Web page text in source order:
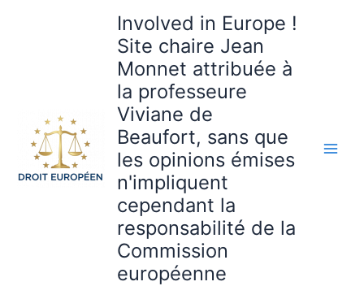
Involved in Europe !
Site chaire Jean
Monnet attribuée à
la professeure
Viviane de
Beaufort, sans que
les opinions émises
n'impliquent
cependant la
responsabilité de la
Commission
européenne